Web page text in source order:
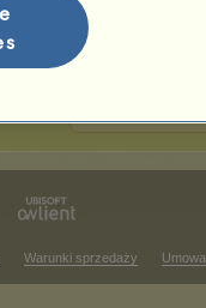
w tym rankingu
Zwycięstwa w
Warunki sprzedaży